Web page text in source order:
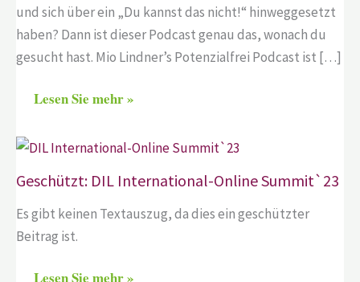
und sich über ein „Du kannst das nicht!“ hinweggesetzt
haben? Dann ist dieser Podcast genau das, wonach du
gesucht hast. Mio Lindner’s Potenzialfrei Podcast ist […]
Lesen Sie mehr »
Geschützt: DIL International-Online Summit`23
Es gibt keinen Textauszug, da dies ein geschützter
Beitrag ist.
Lesen Sie mehr »